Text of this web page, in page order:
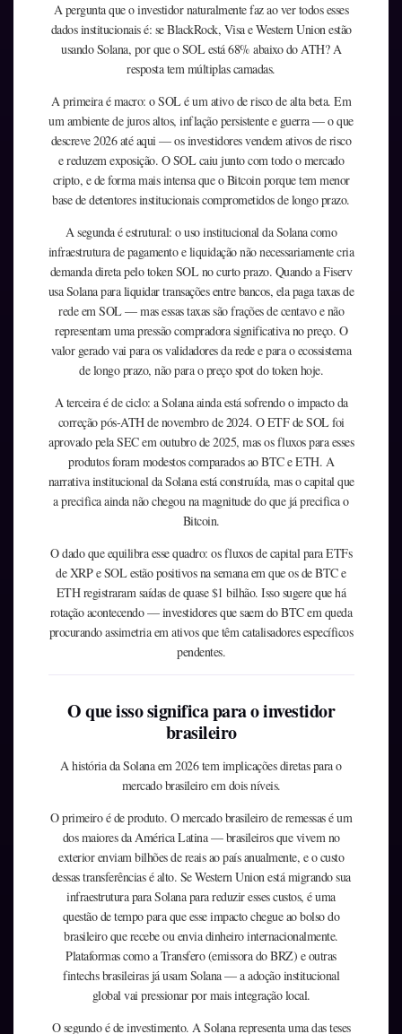
A pergunta que o investidor naturalmente faz ao ver todos esses
dados institucionais é: se BlackRock, Visa e Western Union estão
usando Solana, por que o SOL está 68% abaixo do ATH? A
resposta tem múltiplas camadas.
A primeira é macro: o SOL é um ativo de risco de alta beta. Em
um ambiente de juros altos, inflação persistente e guerra — o que
descreve 2026 até aqui — os investidores vendem ativos de risco
e reduzem exposição. O SOL caiu junto com todo o mercado
cripto, e de forma mais intensa que o Bitcoin porque tem menor
base de detentores institucionais comprometidos de longo prazo.
A segunda é estrutural: o uso institucional da Solana como
infraestrutura de pagamento e liquidação não necessariamente cria
demanda direta pelo token SOL no curto prazo. Quando a Fiserv
usa Solana para liquidar transações entre bancos, ela paga taxas de
rede em SOL — mas essas taxas são frações de centavo e não
representam uma pressão compradora significativa no preço. O
valor gerado vai para os validadores da rede e para o ecossistema
de longo prazo, não para o preço spot do token hoje.
A terceira é de ciclo: a Solana ainda está sofrendo o impacto da
correção pós-ATH de novembro de 2024. O ETF de SOL foi
aprovado pela SEC em outubro de 2025, mas os fluxos para esses
produtos foram modestos comparados ao BTC e ETH. A
narrativa institucional da Solana está construída, mas o capital que
a precifica ainda não chegou na magnitude do que já precifica o
Bitcoin.
O dado que equilibra esse quadro: os fluxos de capital para ETFs
de XRP e SOL estão positivos na semana em que os de BTC e
ETH registraram saídas de quase $1 bilhão. Isso sugere que há
rotação acontecendo — investidores que saem do BTC em queda
procurando assimetria em ativos que têm catalisadores específicos
pendentes.
O que isso significa para o investidor
brasileiro
A história da Solana em 2026 tem implicações diretas para o
mercado brasileiro em dois níveis.
O primeiro é de produto. O mercado brasileiro de remessas é um
dos maiores da América Latina — brasileiros que vivem no
exterior enviam bilhões de reais ao país anualmente, e o custo
dessas transferências é alto. Se Western Union está migrando sua
infraestrutura para Solana para reduzir esses custos, é uma
questão de tempo para que esse impacto chegue ao bolso do
brasileiro que recebe ou envia dinheiro internacionalmente.
Plataformas como a Transfero (emissora do BRZ) e outras
fintechs brasileiras já usam Solana — a adoção institucional
global vai pressionar por mais integração local.
O segundo é de investimento. A Solana representa uma das teses